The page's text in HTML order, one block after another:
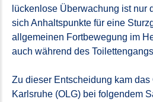
lückenlose Überwachung ist nur
sich Anhaltspunkte für eine
allgemeinen Fortbewegung im
auch während des
Zu dieser Entscheidung kam
Karlsruhe (OLG) bei folgendem